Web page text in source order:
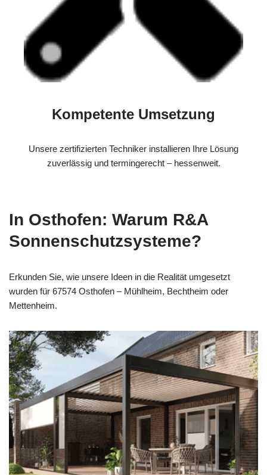
Kompetente Umsetzung
Unsere zertifizierten Techniker installieren Ihre Lösung
zuverlässig und termingerecht – hessenweit.
In Osthofen: Warum R&A
Sonnenschutzsysteme?
Erkunden Sie, wie unsere Ideen in die Realität umgesetzt
wurden für 67574 Osthofen – Mühlheim, Bechtheim oder
Mettenheim.